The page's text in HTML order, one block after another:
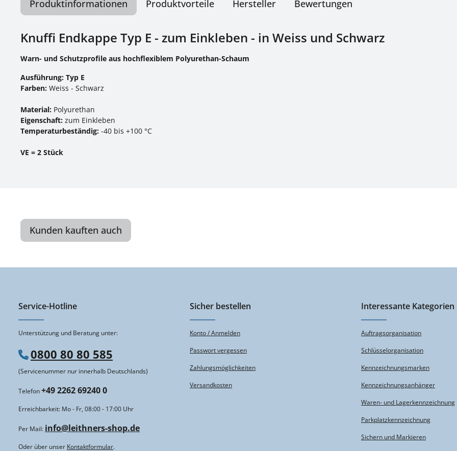
Produktinformationen Produktvorteile Hersteller Bewertungen
Knuffi Endkappe Typ E - zum Einkleben - in Weiss und Schwarz
Warn- und Schutzprofile aus hochflexiblem Polyurethan-Schaum
Ausführung: Typ E
Farben: Weiss - Schwarz
Material: Polyurethan
Eigenschaft: zum Einkleben
Temperaturbeständig: -40 bis +100 °C
VE = 2 Stück
Kunden kauften auch
Service-Hotline
Unterstützung und Beratung unter:
0800 80 80 585
(Servicenummer nur innerhalb Deutschlands)
Telefon+49 2262 69240 0
Erreichbarkeit: Mo - Fr, 08:00 - 17:00 Uhr
Per Mail: info@leithners-shop.de
Oder über unser Kontaktformular.
Sicher bestellen
Konto / Anmelden
Passwort vergessen
Zahlungsmöglichkeiten
Versandkosten
Interessante Kategorien
Auftragsorganisation
Schlüsselorganisation
Kennzeichnungsmarken
Kennzeichnungsanhänger
Waren- und Lagerkennzeichnung
Parkplatzkennzeichnung
Sichern und Markieren